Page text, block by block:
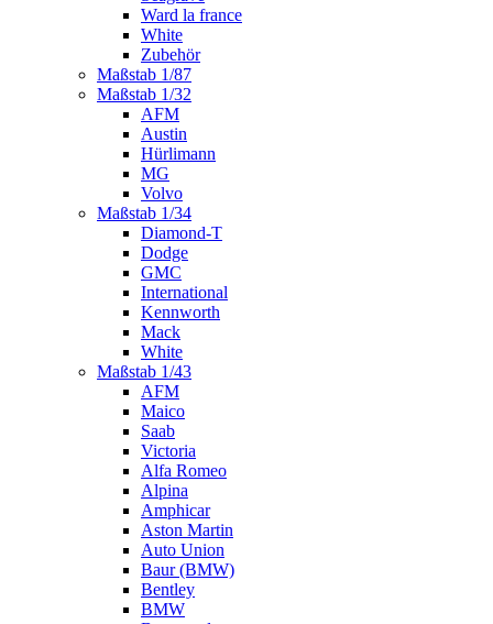
Ward la france
White
Zubehör
Maßstab 1/87
Maßstab 1/32
AFM
Austin
Hürlimann
MG
Volvo
Maßstab 1/34
Diamond-T
Dodge
GMC
International
Kennworth
Mack
White
Maßstab 1/43
AFM
Maico
Saab
Victoria
Alfa Romeo
Alpina
Amphicar
Aston Martin
Auto Union
Baur (BMW)
Bentley
BMW